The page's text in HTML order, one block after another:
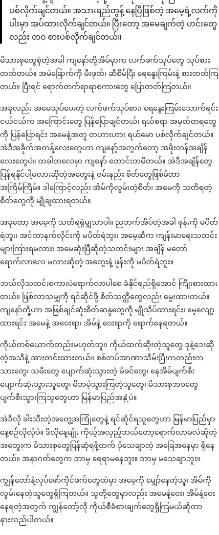
ပစ်လိုက်ချင်တယ်။ အသားရည်တွန့် နေပြီဖြစ်တဲ့ အမေ့ရဲ့လက်ကို
ပါးမှာ အပ်ထားလိုက်ချင်တယ်။ ပြီးတော့ အမေချက်တဲ့ ဟင်းတွေ
လည်း တဝ စားပစ်လိုက်ချင်တယ်။
မိသားစုတွေစုံတဲ့အခါ ကျနော်တို့အိမ်မှာက လက်ဖက်သုပ်တွေ သုပ်စား
တတ်တယ်။ အမဲခြောက်ကို မီးဖုတ်၊ ဆီစိမ်ပြီး ရေနွေးကြမ်းနဲ့ စားတတ်ကြ
တယ်။ ပြီးရင် ရောက်တက်ရာရာစကားတွေ ပြောတတ်ကြတယ်။
အခုလည်း အမေသုပ်ပေးတဲ့ လက်ဖက်သုပ်စား၊ ရေနွေးကြမ်းသောက်ရင်း
ငယ်ငယ်က အကြောင်းတွေ ပြန်ပြောချင်တယ်၊ ရယ်စရာ အမှတ်တရတွေ
ကို ပြန်ပြောရင်း အမေနဲ့အတူ တဟားဟား ရယ်မော ပစ်လိုက်ချင်တယ်။
အဲဒီအခိုက်အတန့်လေးတွေဟာ ကျနော့်အတွက်တော့ အဖိုးတန်အချိန်
လေးတွေပဲ။ တခါတလေမှာ ကျနော် တောင်းတမိတယ်။ အဲဒီအချိန်တွေ
ပြန်ရနိုင်ပါ့မလားဆိုတဲ့အတွေးနဲ့ ဝမ်းနည်း စိတ်တွေဖြစ်မိတာ
အကြိမ်ကြိမ်။ ဒါကြောင့်လည်း အိမ်ကိုလွမ်းတဲ့စိတ်၊ အမေကို သတိရတဲ့
စိတ်တွေကို မျိုချထားရတယ်။
အခုတော့ အမေ့ကို သတိရရုံမျှသာပါ။ ညဘက်အိပ်တဲ့အခါ ဖုန်းကို မပိတ်
ရဲဘူး၊ အင်တာနက်လိုင်းကို မပိတ်ရဲဘူး၊ အမေ့ဆီက ကျန်းမာရေးသတင်း
များကြားရမလား၊ အမေဆုံးပြီဆိုတဲ့သတင်းများ အချိန် မတော်
ရောက်လာလေ မလားဆိုတဲ့ အတွေးနဲ့ ဖုန်းကို မပိတ်ရဲဘူး။
ဘယ်လိုသတင်းစကားပဲရောက်လာပါစေ ခံနိုင်ရည်ရှိအောင် ကြိုးစားထား
တယ်။ ဖြစ်လာသမျှကို ရင်ဆိုင်ဖို့ စိတ်သတ္တိတွေလည်း မွေးထားတယ်။
ကျနော်တို့ဟာ အဖြစ်ချင်ဆုံးစိတ်ဆန္ဒတွေကို မျိုသိပ်ထားရင်း၊ မေ့လျော့
ထားရင်း အမေနဲ့ အဝေးရာ၊ အိမ်နဲ့ ဝေးရာကို ရောက်နေရတယ်။
ကိုယ်တစ်ယောက်တည်းမဟုတ်ဘူး၊ ကိုယ်ထက်ဆိုးတဲ့သူတွေ ဒုနဲ့ဒေးဆို
တဲ့အသိနဲ့ အားတင်းထားတယ်။ စစ်တပ်အာဏာသိမ်းပြီးကတည်းက
သားတွေ၊ သမီးတွေ ပျောက်ဆုံးသွားတဲ့ မိခင်တွေ၊ နေအိမ်ပျက်စီး
ပျောက်ဆုံးသွားသူတွေ၊ မိဘမဲ့သွားကြတဲ့သူတွေ၊ မိသားစုဘဝတွေ
ပျက်စီးသွားကြသူတွေဟာ မြန်မာပြည်အနှံ့ပဲ။
အဲဒီလို ခါးသီးတဲ့အတွေ့အကြုံတွေနဲ့ ရင်ဆိုင်ရသူတွေဟာ မြန်မာပြည်မှာ
နေ့စဉ်လိုလိုပဲ။ ဒီလိုနေ့မျိုး ကိုယ့်အလှည့်ဘယ်တော့ရောက်လာမလဲဆိုတဲ့
အတွေးက မိသားစုတွေပြန်ဆုံရဖို့ထက် ပိုသေချာတဲ့ အခြေအနေမှာ ရှိနေ
တယ်။ အနာဂတ်တွေက ဘာမှ ရေရာမနေဘူး။ ဘာမှ မသေချာဘူး။
ကျွန်တော်နဲ့လုပ်ဖော်ကိုင်ဖက်တွေထဲမှာ အမေ့ကို မျှော်နေတဲ့သူ၊ အိမ်ကို
လွမ်းနေတဲ့သူတွေရှိကြတယ်။ သူတို့တွေမှာလည်း အမေနဲ့ဝေး၊ အိမ်နဲ့ဝေး
နေရတဲ့အတွက် ကျွန်တော့်လို ကိုယ်စီခံစားချက်တွေရှိကြမယ်ဆိုတာ
နားလည်ပါတယ်။